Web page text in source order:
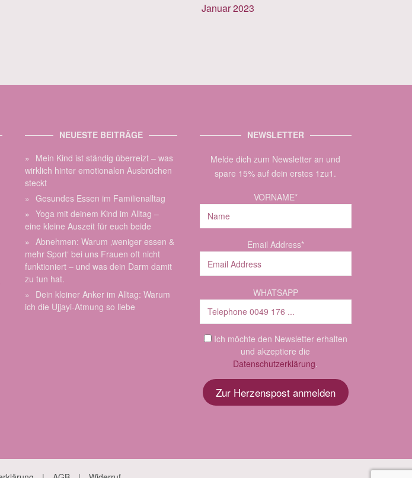
Januar 2023
NEUESTE BEITRÄGE
Mein Kind ist ständig überreizt – was
wirklich hinter emotionalen Ausbrüchen
steckt
Gesundes Essen im Familienalltag
Yoga mit deinem Kind im Alltag –
eine kleine Auszeit für euch beide
Abnehmen: Warum ‚weniger essen &
mehr Sport‘ bei uns Frauen oft nicht
funktioniert – und was dein Darm damit
zu tun hat.
Dein kleiner Anker im Alltag: Warum
ich die Ujjayi-Atmung so liebe
NEWSLETTER
Melde dich zum Newsletter an und
spare 15% auf dein erstes 1zu1.
VORNAME*
Email Address*
WHATSAPP
Ich möchte den Newsletter erhalten
und akzeptiere die
Datenschutzerklärung.